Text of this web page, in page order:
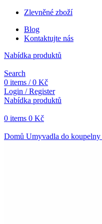
Zlevněné zboží
Blog
Kontaktujte nás
Nabídka produktů
Search
0 items / 0 Kč
Login / Register
Nabídka produktů
0 items 0 Kč
Domů Umyvadla do koupelny